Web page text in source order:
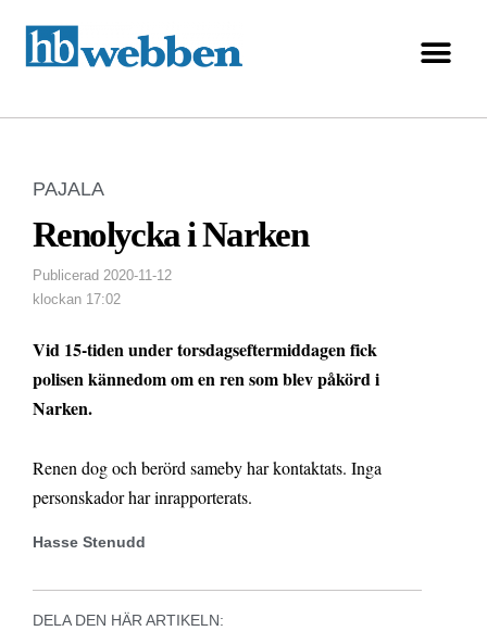
PAJALA
Renolycka i Narken
Publicerad 2020-11-12
klockan 17:02
Vid 15-tiden under torsdagseftermiddagen fick
polisen kännedom om en ren som blev påkörd i
Narken.
Renen dog och berörd sameby har kontaktats. Inga
personskador har inrapporterats.
Hasse Stenudd
DELA DEN HÄR ARTIKELN: